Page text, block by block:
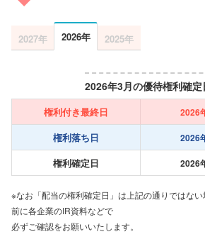
2027年 2026年 2025年
2026年3月の優待権利確定
権利付き最終日 2026
権利落ち日 2026
権利確定日 2026
※なお「配当の権利確定日」は上記の通りではな
前に各企業のIR資料などで
必ずご確認をお願いいたします。